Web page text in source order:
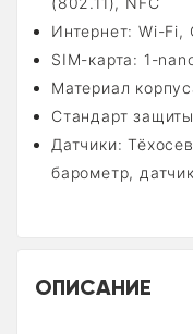
Интернет: Wi-Fi,
SIM-карта: 1-
Материал
Стандарт
Датчики:
барометр,
ОПИСАНИЕ